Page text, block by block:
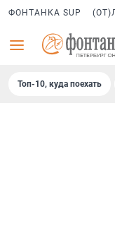
ФОНТАНКА SUP
Топ-10, куда поехать